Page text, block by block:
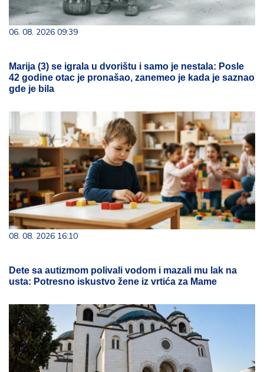
06. 08. 2026 09:39
Marija (3) se igrala u dvorištu i samo je nestala: Posle
42 godine otac je pronašao, zanemeo je kada je saznao
gde je bila
08. 08. 2026 16:10
Dete sa autizmom polivali vodom i mazali mu lak na
usta: Potresno iskustvo žene iz vrtića za Mame